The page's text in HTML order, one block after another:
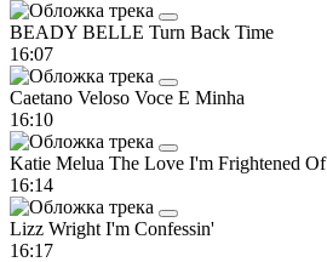
BEADY BELLE Turn Back Time
16:07
Caetano Veloso Voce E Minha
16:10
Katie Melua The Love I'm Frightened Of
16:14
Lizz Wright I'm Confessin'
16:17